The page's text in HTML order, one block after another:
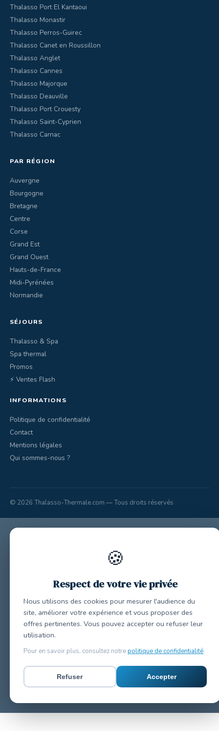
Thalasso Port El Kantaoui
Thalasso Monastir
Thalasso Perros-Guirec
Thalasso Canet en Roussillon
Thalasso Anglet
Thalasso Cannes
Thalasso Majorque
Thalasso Deauville
Thalasso Port Crouesty
Thalasso Saint-Cyprien
Thalasso Carnac
PAR RÉGION
Auvergne
Bourgogne
Bretagne
Centre
Corse
Grand Est
Grand Ouest
Hauts-de-France
Midi-Pyrénées
Normandie
SÉJOURS
Thalasso & Spa
Spa thermal
Promos
⚡ Ventes Flash
INFORMATIONS
Politique de confidentialité
Contact
Mentions légales
Qui sommes-nous ?
© 2026 Thalasso-Thermale.com — Tous droits réservés
🍪
Respect de votre vie privée
Nous utilisons des cookies pour mesurer l'audience du
site, améliorer votre expérience et vous proposer des
offres pertinentes. Vous pouvez accepter ou refuser leur
utilisation.
Pour en savoir plus, consultez notrepolitique de confidentialité.
Refuser Accepter